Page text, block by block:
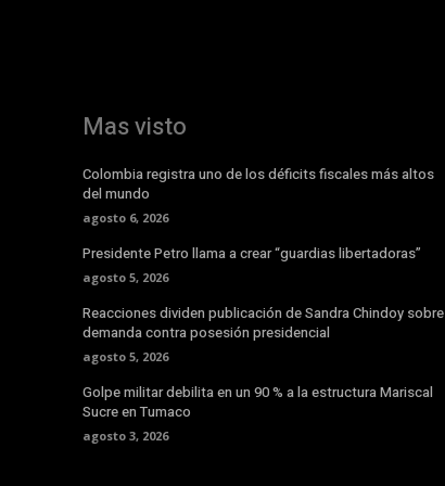
Mas visto
Colombia registra uno de los déficits fiscales más altos
del mundo
agosto 6, 2026
Presidente Petro llama a crear “guardias libertadoras”
agosto 5, 2026
Reacciones dividen publicación de Sandra Chindoy sobre
demanda contra posesión presidencial
agosto 5, 2026
Golpe militar debilita en un 90 % a la estructura Mariscal
Sucre en Tumaco
agosto 3, 2026